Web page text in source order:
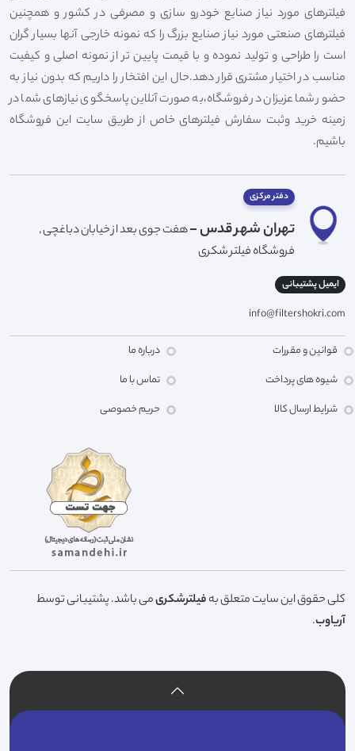
فیلترهای مورد نیاز صنایع خودرو سازی و مصرفی در کشور و همچنین
فیلترهای صنعتی مورد نیاز صنایع بزرگ را که نمونه خارجی آنها بسیار گران
است را طراحی و تولید نموده و با قیمت پایین تر از نمونه اصلی و کیفیت
مناسب در اختیار مشتری قرار دهد.حال این افتخار را داریم که بدون نیاز به
حضور شما عزیزان در فروشگاه،به صورت آنلاین پاسخگوی نیازهای شما در
زمینه خرید وثبت سفارش فیلترهای خاص از طریق سایت این فروشگاه
باشیم.
دفتر مرکزی
تهران شهر قدس -هفت جوی بعد از خیابان دباغچی ,
فروشگاه فیلتر شکری
ایمیل پشتیبانی
info@filtershokri.com
قوانین و مقررات
شیوه های پرداخت
شرایط ارسال کالا
درباره ما
تماس با ما
حریم خصوصی
کلی حقوق این سایت متعلق بهفیلترشکریمی باشد. پشتیبانی توسط
آریاوب.